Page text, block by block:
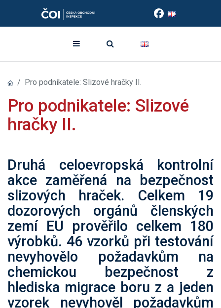
Pro podnikatele: Slizové hračky II.
Pro podnikatele: Slizové
hračky II.
Druhá celoevropská kontrolní
akce zaměřená na bezpečnost
slizových hraček. Celkem 19
dozorových orgánů členských
zemí EU prověřilo celkem 180
výrobků. 46 vzorků při testování
nevyhovělo požadavkům na
chemickou bezpečnost z
hlediska migrace boru z a jeden
vzorek nevyhověl požadavkům